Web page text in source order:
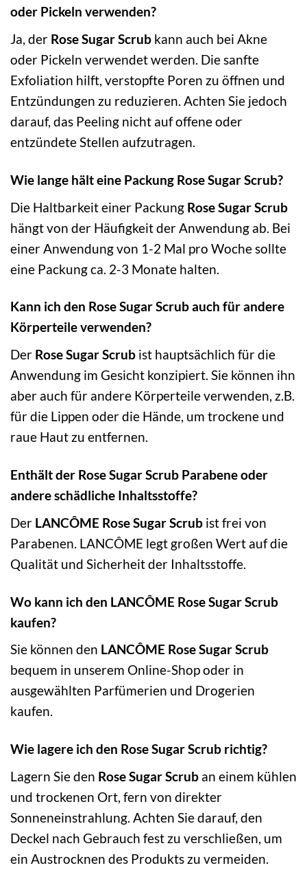
oder Pickeln verwenden?
Ja, der Rose Sugar Scrub kann auch bei Akne
oder Pickeln verwendet werden. Die sanfte
Exfoliation hilft, verstopfte Poren zu öffnen und
Entzündungen zu reduzieren. Achten Sie jedoch
darauf, das Peeling nicht auf offene oder
entzündete Stellen aufzutragen.
Wie lange hält eine Packung Rose Sugar Scrub?
Die Haltbarkeit einer Packung Rose Sugar Scrub
hängt von der Häufigkeit der Anwendung ab. Bei
einer Anwendung von 1-2 Mal pro Woche sollte
eine Packung ca. 2-3 Monate halten.
Kann ich den Rose Sugar Scrub auch für andere
Körperteile verwenden?
Der Rose Sugar Scrub ist hauptsächlich für die
Anwendung im Gesicht konzipiert. Sie können ihn
aber auch für andere Körperteile verwenden, z.B.
für die Lippen oder die Hände, um trockene und
raue Haut zu entfernen.
Enthält der Rose Sugar Scrub Parabene oder
andere schädliche Inhaltsstoffe?
Der LANCÔME Rose Sugar Scrub ist frei von
Parabenen. LANCÔME legt großen Wert auf die
Qualität und Sicherheit der Inhaltsstoffe.
Wo kann ich den LANCÔME Rose Sugar Scrub
kaufen?
Sie können den LANCÔME Rose Sugar Scrub
bequem in unserem Online-Shop oder in
ausgewählten Parfümerien und Drogerien
kaufen.
Wie lagere ich den Rose Sugar Scrub richtig?
Lagern Sie den Rose Sugar Scrub an einem kühlen
und trockenen Ort, fern von direkter
Sonneneinstrahlung. Achten Sie darauf, den
Deckel nach Gebrauch fest zu verschließen, um
ein Austrocknen des Produkts zu vermeiden.